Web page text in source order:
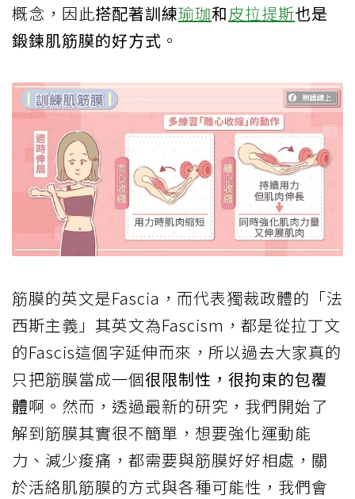
概念，因此搭配著訓練瑜珈和皮拉提斯也是
鍛鍊肌筋膜的好方式 。
筋膜的英文是Fascia，而代表獨裁政體的「法
西斯主義」其英文為Fascism，都是從拉丁文
的Fascis這個字延伸而來，所以過去大家真的
只把筋膜當成一個很限制性，很拘束的包覆
體啊。然而，透過最新的研究，我們開始了
解到筋膜其實很不簡單，想要強化運動能
力、減少痠痛，都需要與筋膜好好相處，關
於活絡肌筋膜的方式與各種可能性，我們會